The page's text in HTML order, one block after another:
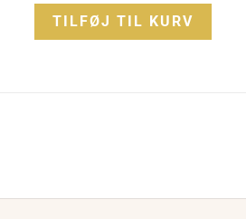
TILFØJ TIL KURV